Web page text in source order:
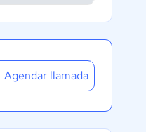
Agendar llamada